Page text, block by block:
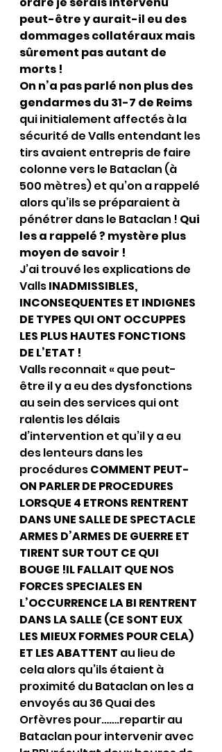
peut-être y aurait-il eu des
dommages collatéraux mais
sûrement pas autant de
morts !
On n’a pas parlé non plus des
gendarmes du 31-7 de Reims
qui initialement affectés à la
sécurité de Valls entendant les
tirs avaient entrepris de faire
colonne vers le Bataclan (à
500 mètres) et qu’on a rappelé
alors qu’ils se préparaient à
pénétrer dans le Bataclan ! Qui
les a rappelé ? mystère plus
moyen de savoir !
J’ai trouvé les explications de
Valls INADMISSIBLES,
INCONSEQUENTES ET INDIGNES
DE TYPES QUI ONT OCCUPPES
LES PLUS HAUTES FONCTIONS
DE L’ETAT !
Valls reconnait « que peut-
être il y a eu des dysfonctions
au sein des services qui ont
ralentis les délais
d’intervention et qu’il y a eu
des lenteurs dans les
procédures COMMENT PEUT-
ON PARLER DE PROCEDURES
LORSQUE 4 ETRONS RENTRENT
DANS UNE SALLE DE SPECTACLE
ARMES D’ARMES DE GUERRE ET
TIRENT SUR TOUT CE QUI
BOUGE !IL FALLAIT QUE NOS
FORCES SPECIALES EN
L’OCCURRENCE LA BI RENTRENT
DANS LA SALLE (CE SONT EUX
LES MIEUX FORMES POUR CELA)
ET LES ABATTENT au lieu de
cela alors qu’ils étaient à
proximité du Bataclan on les a
envoyés au 36 Quai des
Orfèvres pour…….repartir au
Bataclan pour intervenir avec